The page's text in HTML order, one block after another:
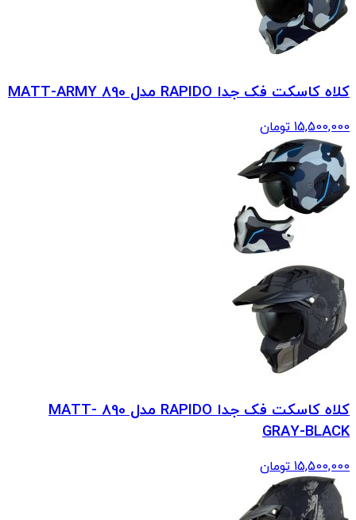
کلاه کاسکت فک جدا RAPIDO مدل 890 MATT-ARMY
15,500,000 تومان
کلاه کاسکت فک جدا RAPIDO مدل 890 MATT-
GRAY-BLACK
15,500,000 تومان